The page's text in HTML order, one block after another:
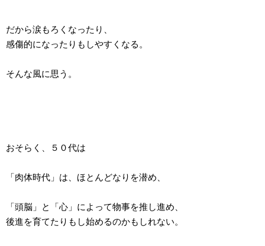
だから涙もろくなったり、
感傷的になったりもしやすくなる。
そんな風に思う。
おそらく、５０代は
「肉体時代」は、ほとんどなりを潜め、
「頭脳」と「心」によって物事を推し進め、
後進を育てたりもし始めるのかもしれない。